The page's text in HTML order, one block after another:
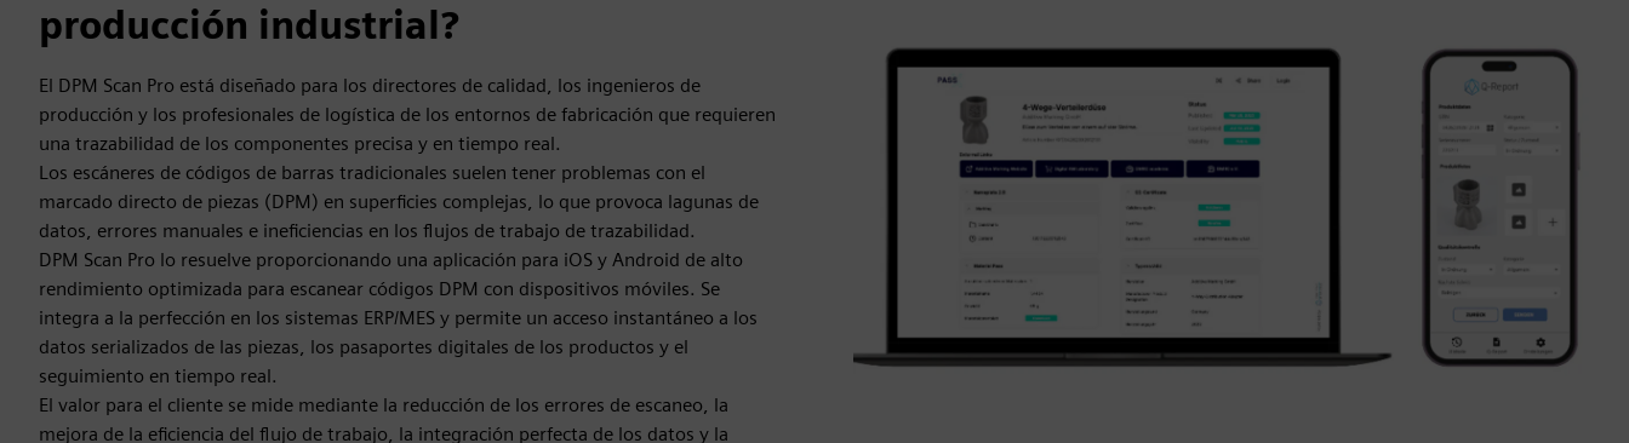
producción industrial?
El DPM Scan Pro está diseñado para los directores de calidad, los ingenieros de
producción y los profesionales de logística de los entornos de fabricación que requieren
una trazabilidad de los componentes precisa y en tiempo real.
Los escáneres de códigos de barras tradicionales suelen tener problemas con el
marcado directo de piezas (DPM) en superficies complejas, lo que provoca lagunas de
datos, errores manuales e ineficiencias en los flujos de trabajo de trazabilidad.
DPM Scan Pro lo resuelve proporcionando una aplicación para iOS y Android de alto
rendimiento optimizada para escanear códigos DPM con dispositivos móviles. Se
integra a la perfección en los sistemas ERP/MES y permite un acceso instantáneo a los
datos serializados de las piezas, los pasaportes digitales de los productos y el
seguimiento en tiempo real.
El valor para el cliente se mide mediante la reducción de los errores de escaneo, la
mejora de la eficiencia del flujo de trabajo, la integración perfecta de los datos y la